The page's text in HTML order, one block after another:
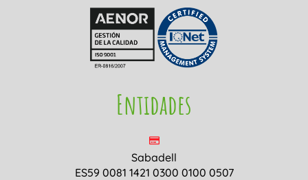
Entidades
Sabadell
ES59 0081 1421 0300 0100 0507